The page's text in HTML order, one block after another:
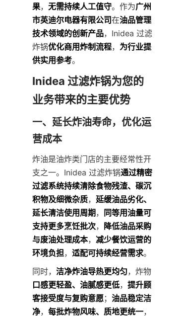
果， 无需持续人工值守。作为广州
市英迪尔电器有限公司在油品管理
技术领域的创新产品，Inidea 过滤
炸锅优化商用炸制流程， 为行业提
供实用参考。
Inidea 过滤炸锅为您的
业务带来的主要优势
一、延长炸油寿命，优化运
营成本
炸油是油炸类门店的主要经常性开
支之一。Inidea 过滤炸锅通过精密
过滤系统持续清除食物残渣、碳沉
积物及细微杂质， 延缓油品劣化、
延长清洁使用周期， 同等用油量可
支持更多烹饪批次， 降低油品采购
与废油处理成本， 减少餐饮运营的
环境负担， 适配可持续经营需求。
同时， 洁净炸油导热更均匀，炸物
口感更轻盈、油腻感更低， 提升顾
客接受度与复购意愿； 油品稳定洁
净， 每批炸物风味、质地更统一，